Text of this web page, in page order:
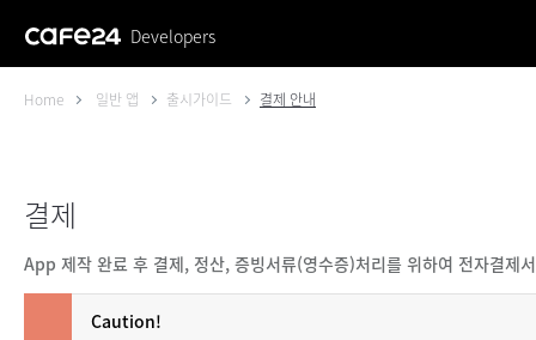
Developers
Home 일반 앱 출시가이드 결제 안내
결제
App 제작 완료 후 결제, 정산, 증빙서류(영수증)처리를 위하여 전자결제
Caution!